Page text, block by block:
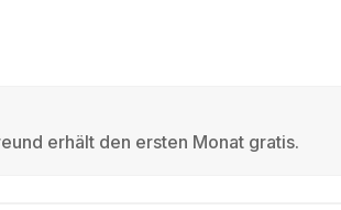
erhält den ersten Monat gratis.